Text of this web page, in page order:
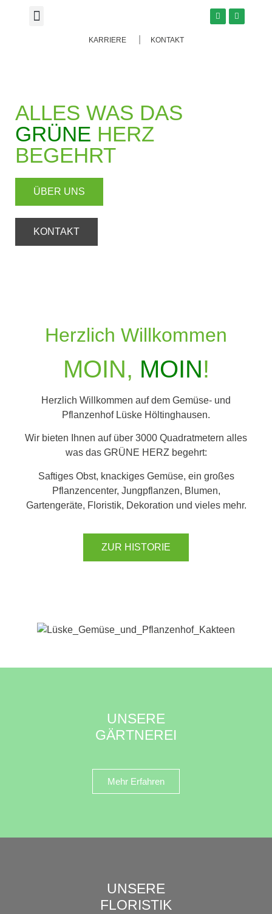
KARRIERE KONTAKT
ALLES WAS DAS
GRÜNE HERZ
BEGEHRT
ÜBER UNS
KONTAKT
Herzlich Willkommen
MOIN, MOIN!
Herzlich Willkommen auf dem Gemüse- und
Pflanzenhof Lüske Höltinghausen.
Wir bieten Ihnen auf über 3000 Quadratmetern alles
was das GRÜNE HERZ begehrt:
Saftiges Obst, knackiges Gemüse, ein großes
Pflanzencenter, Jungpflanzen, Blumen,
Gartengeräte, Floristik, Dekoration und vieles mehr.
ZUR HISTORIE
UNSERE
GÄRTNEREI
Mehr Erfahren
UNSERE
FLORISTIK